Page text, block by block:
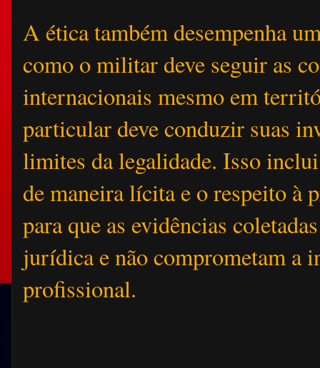
A ética também desempenha
como o militar deve seguir as
internacionais mesmo em
particular deve conduzir suas
limites da legalidade. Isso
de maneira lícita e o respeito à
para que as evidências
jurídica e não comprometam a
profissional.